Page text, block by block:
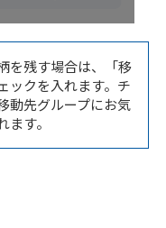
を残す場合は、「移
ックを入れます。チ
動先グループにお気
す。